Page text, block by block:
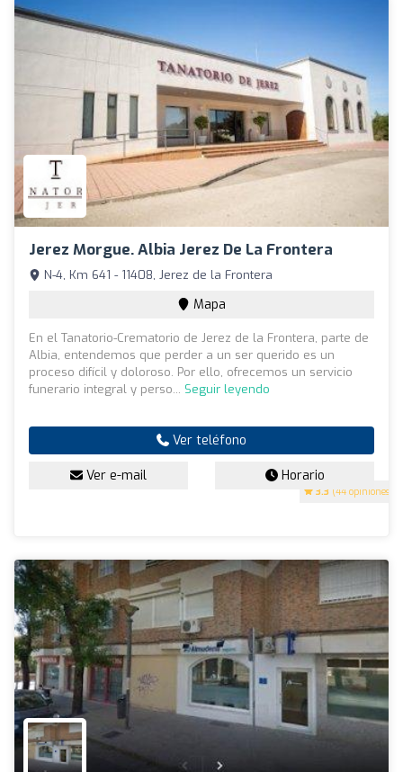
Jerez Morgue. Albia Jerez De La Frontera
3.3 (44 opiniones)
N-4, Km 641 - 11408, Jerez de la Frontera
Mapa
En el Tanatorio-Crematorio de Jerez de la Frontera, parte de
Albia, entendemos que perder a un ser querido es un
proceso difícil y doloroso. Por ello, ofrecemos un servicio
funerario integral y perso... Seguir leyendo
Ver teléfono
Ver e-mail Horario